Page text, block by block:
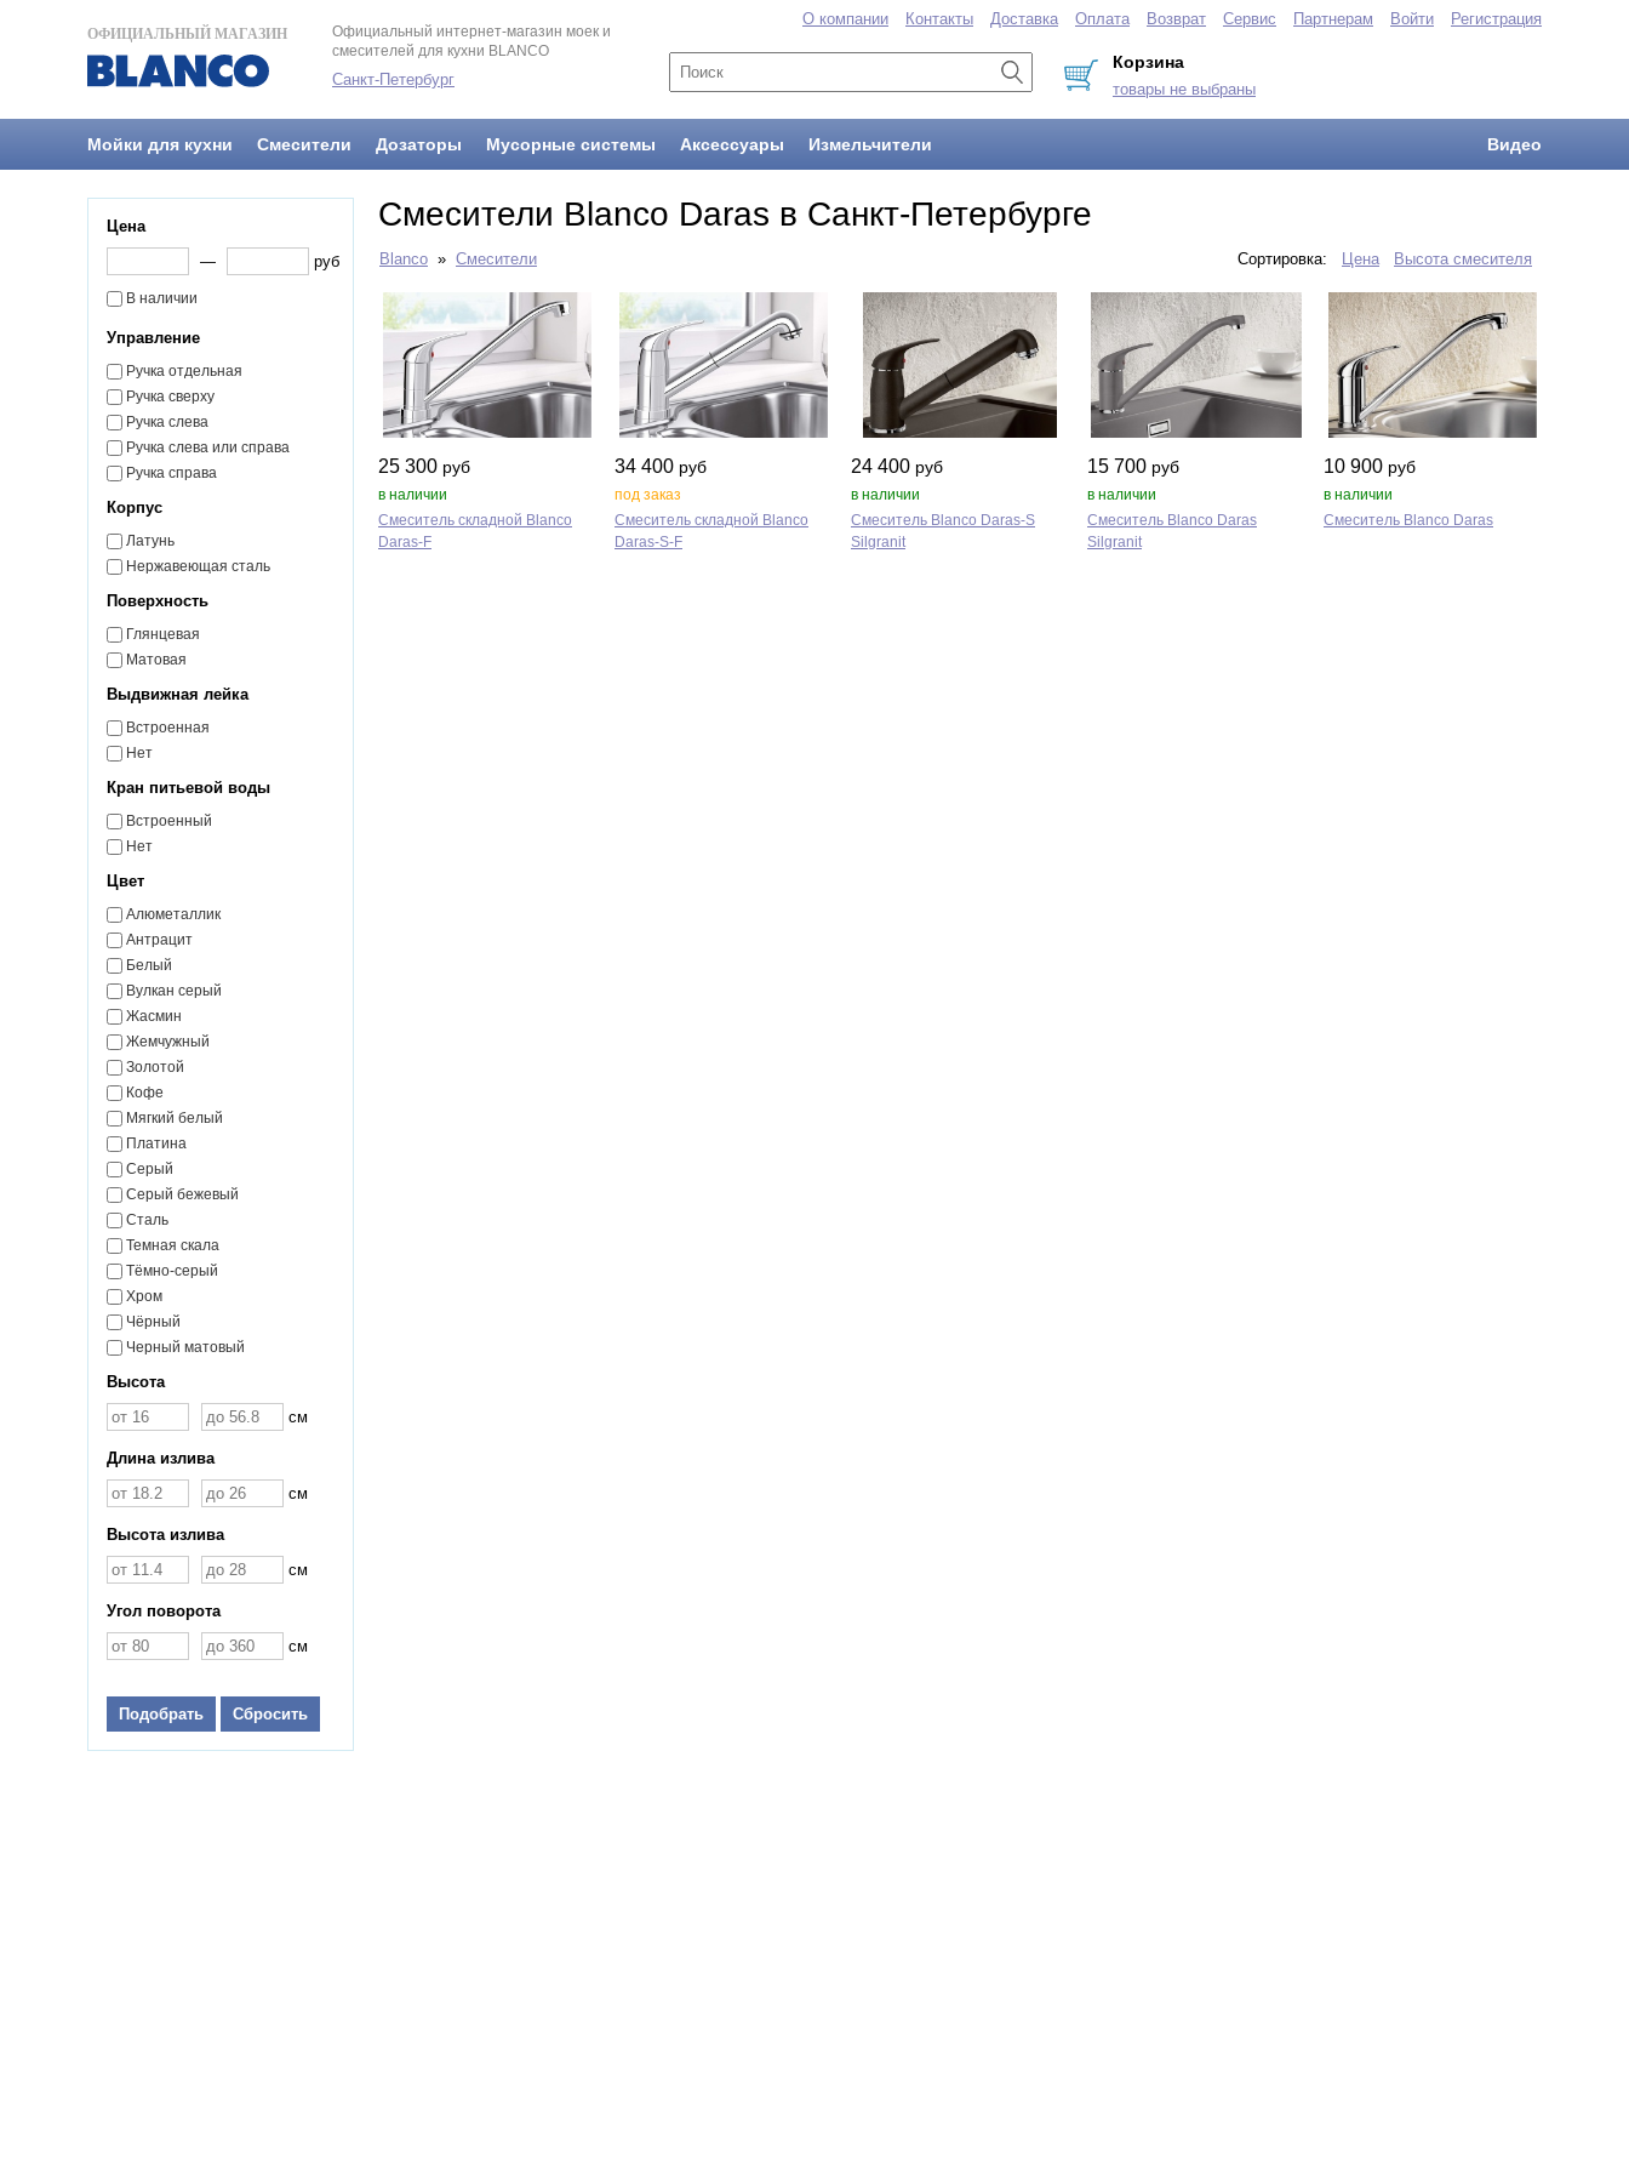
ОФИЦИАЛЬНЫЙ МАГАЗИН
Официальный интернет-магазин моек и
смесителей для кухни BLANCO
Санкт-Петербург
Корзина
товары не выбраны
Мойки для кухни Смесители Дозаторы Мусорные системы Аксессуары Измельчители Видео
О компании Контакты Доставка Оплата Возврат Сервис Партнерам Войти Регистрация
Цена
—
руб
В наличии
Управление
Ручка отдельная
Ручка сверху
Ручка слева
Ручка слева или справа
Ручка справа
Корпус
Латунь
Нержавеющая сталь
Поверхность
Глянцевая
Матовая
Выдвижная лейка
Встроенная
Нет
Кран питьевой воды
Встроенный
Нет
Цвет
Алюметаллик
Антрацит
Белый
Вулкан серый
Жасмин
Жемчужный
Золотой
Кофе
Мягкий белый
Платина
Серый
Серый бежевый
Сталь
Темная скала
Тёмно-серый
Хром
Чёрный
Черный матовый
Высота
см
Длина излива
см
Высота излива
см
Угол поворота
см
Подобрать Сбросить
Смесители Blanco Daras в Санкт-Петербурге
Blanco » Смесители Сортировка: Цена Высота смесителя
25 300 руб
в наличии
Смеситель складной Blanco
Daras‑F
34 400 руб
под заказ
Смеситель складной Blanco
Daras‑S‑F
24 400 руб
в наличии
Смеситель Blanco Daras‑S
Silgranit
15 700 руб
в наличии
Смеситель Blanco Daras
Silgranit
10 900 руб
в наличии
Смеситель Blanco Daras